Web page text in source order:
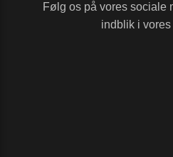
Følg os på vores sociale
indblik i